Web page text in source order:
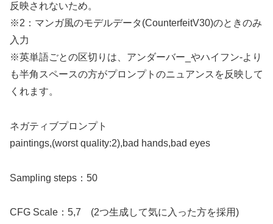
反映されないため。
※2：マンガ風のモデルデータ(CounterfeitV30)のときのみ
入力
※英単語ごとの区切りは、アンダーバー_やハイフン-より
も半角スペースの方がプロンプトのニュアンスを反映して
くれます。
ネガティブプロンプト
paintings,(worst quality:2),bad hands,bad eyes
Sampling steps：50
CFG Scale：5,7 (2つ生成して気に入った方を採用)